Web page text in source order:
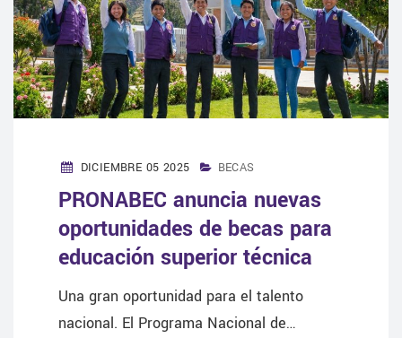
DICIEMBRE 05 2025 BECAS
PRONABEC anuncia nuevas
oportunidades de becas para
educación superior técnica
Una gran oportunidad para el talento
nacional. El Programa Nacional de…